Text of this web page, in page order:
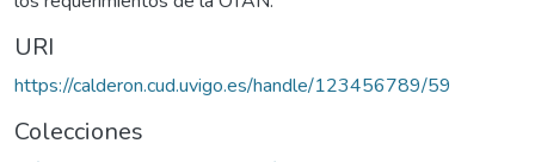
URI
https://calderon.cud.uvigo.es/handle/123456789/59
Colecciones